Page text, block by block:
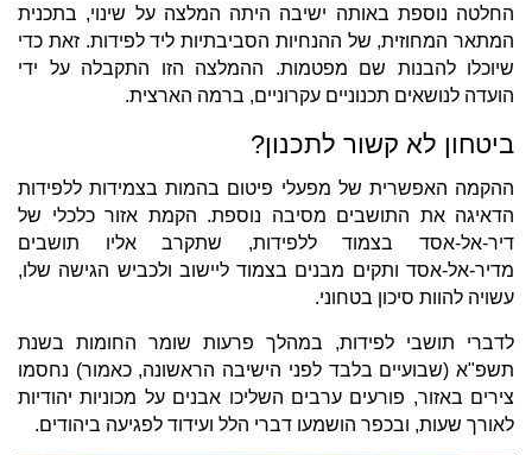
החלטה נוספת באותה ישיבה היתה המלצה על שינוי, בתכנית
המתאר המחוזית, של ההנחיות הסביבתיות ליד לפידות. זאת כדי
שיוכלו להבנות שם מפטמות. ההמלצה הזו התקבלה על ידי
הועדה לנושאים תכנוניים עקרוניים, ברמה הארצית.
ביטחון לא קשור לתכנון?
ההקמה האפשרית של מפעלי פיטום בהמות בצמידות ללפידות
הדאיגה את התושבים מסיבה נוספת. הקמת אזור כלכלי של
דיר-אל-אסד בצמוד ללפידות, שתקרב אליו תושבים
מדיר-אל-אסד ותקים מבנים בצמוד ליישוב ולכביש הגישה שלו,
עשויה להוות סיכון בטחוני.
לדברי תושבי לפידות, במהלך פרעות שומר החומות בשנת
תשפ"א (שבועיים בלבד לפני הישיבה הראשונה, כאמור) נחסמו
צירים באזור, פורעים ערבים השליכו אבנים על מכוניות יהודיות
לאורך שעות, ובכפר הושמעו דברי הלל ועידוד לפגיעה ביהודים.